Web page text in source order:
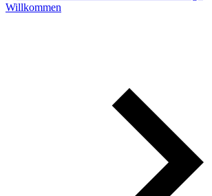
Willkommen